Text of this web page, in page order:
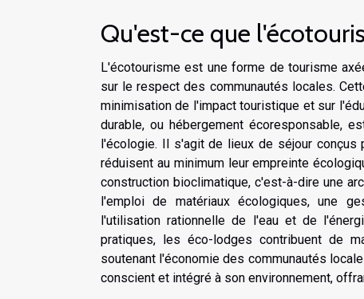
Qu'est-ce que
L'écotourisme est une forme de tourisme
sur le respect des communautés locales.
minimisation de l'impact touristique et sur
durable, ou hébergement écoresponsable,
l'écologie. Il s'agit de lieux de séjour conçus
réduisent au minimum leur empreinte
construction bioclimatique, c'est-à-dire une
l'emploi de matériaux écologiques, une
l'utilisation rationnelle de l'eau et de
pratiques, les éco-lodges contribuent de
soutenant l'économie des communautés
conscient et intégré à son environnement,